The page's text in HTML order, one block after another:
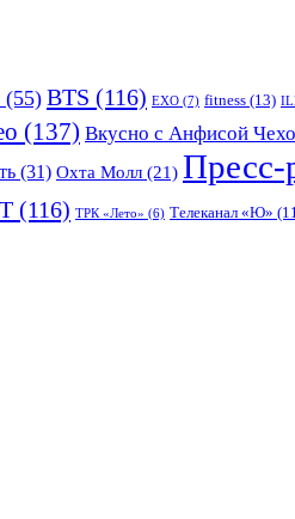
(55) BTS (116) EXO (7) fitness (13)
(137) Вкусно с Анфисой
(31) Охта Молл (21) Пресс-
(116) ТРК «Лето» (6) Телеканал «Ю»